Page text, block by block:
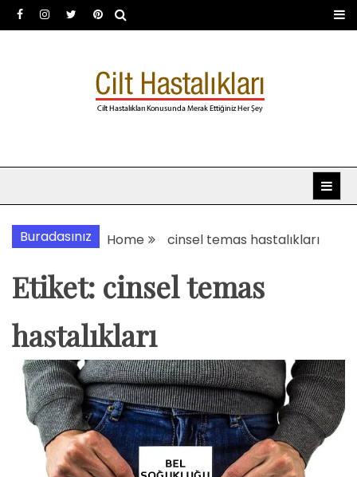
Skip
to
Dermatoloji uzmanı Dr.
Şafak Metekoğlu Akalın
Buradasınız Home cinsel temas hastalıkları
Etiket: cinsel temas
hastalıkları